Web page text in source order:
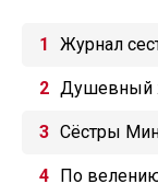
Журнал
Душевный
Сёстры
По